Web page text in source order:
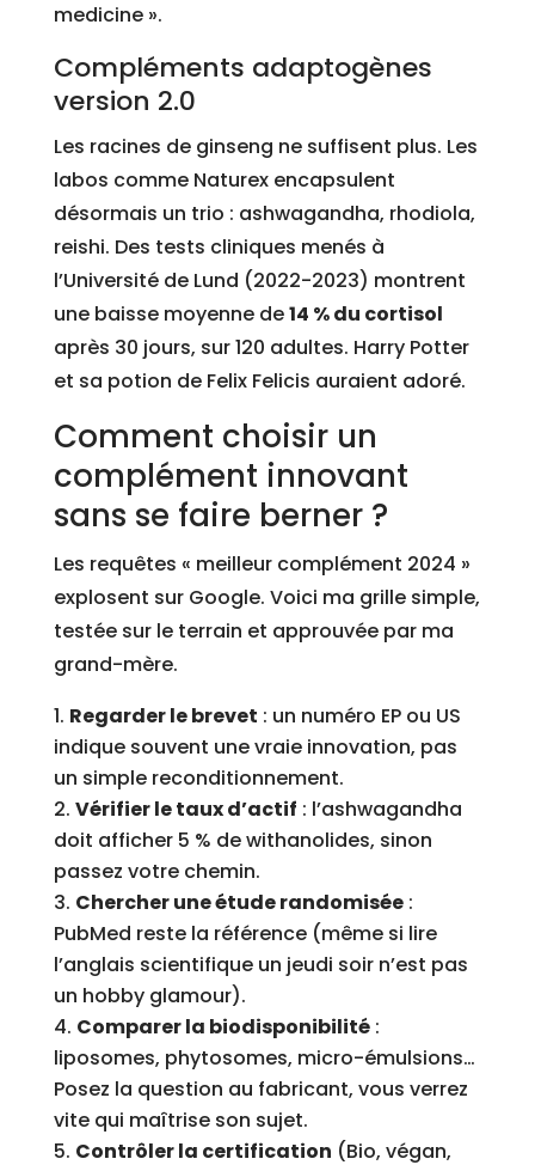
medicine ».
Compléments adaptogènes
version 2.0
Les racines de ginseng ne suffisent plus. Les
labos comme Naturex encapsulent
désormais un trio : ashwagandha, rhodiola,
reishi. Des tests cliniques menés à
l’Université de Lund (2022-2023) montrent
une baisse moyenne de14 % du cortisol
après 30 jours, sur 120 adultes. Harry Potter
et sa potion de Felix Felicis auraient adoré.
Comment choisir un
complément innovant
sans se faire berner ?
Les requêtes « meilleur complément 2024 »
explosent sur Google. Voici ma grille simple,
testée sur le terrain et approuvée par ma
grand-mère.
Regarder le brevet : un numéro EP ou US
indique souvent une vraie innovation, pas
un simple reconditionnement.
Vérifier le taux d’actif : l’ashwagandha
doit afficher 5 % de withanolides, sinon
passez votre chemin.
Chercher une étude randomisée:
PubMed reste la référence (même si lire
l’anglais scientifique un jeudi soir n’est pas
un hobby glamour).
Comparer la biodisponibilité:
liposomes, phytosomes, micro-émulsions…
Posez la question au fabricant, vous verrez
vite qui maîtrise son sujet.
Contrôler la certification (Bio, végan,